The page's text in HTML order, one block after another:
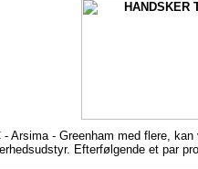
- Arsima - Greenham med flere,
Efterfølgende et par